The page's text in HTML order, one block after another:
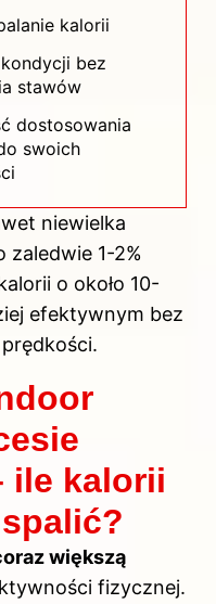
kalorii
bez
stawów
dostosowania
swoich
niewielka
zaledwie 1-2%
o około 10-
efektywnym bez
ile kalorii
większą
fizycznej.